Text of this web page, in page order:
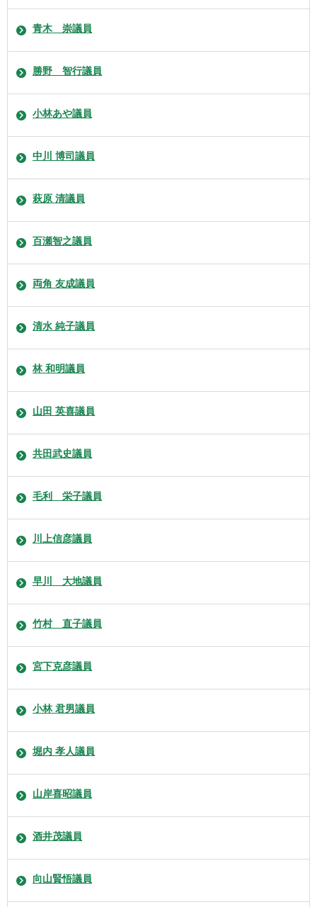
青木 崇議員
勝野 智行議員
小林あや議員
中川 博司議員
萩原 清議員
百瀬智之議員
両角 友成議員
清水 純子議員
林 和明議員
山田 英喜議員
共田武史議員
毛利 栄子議員
川上信彦議員
早川 大地議員
竹村 直子議員
宮下克彦議員
小林 君男議員
堀内 孝人議員
山岸喜昭議員
酒井茂議員
向山賢悟議員